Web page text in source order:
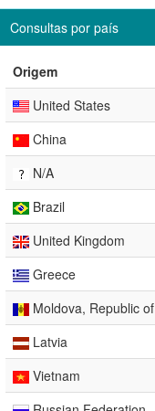
Consultas por país
Origem
United States
China
N/A
Brazil
United Kingdom
Greece
Moldova, Republic of
Latvia
Vietnam